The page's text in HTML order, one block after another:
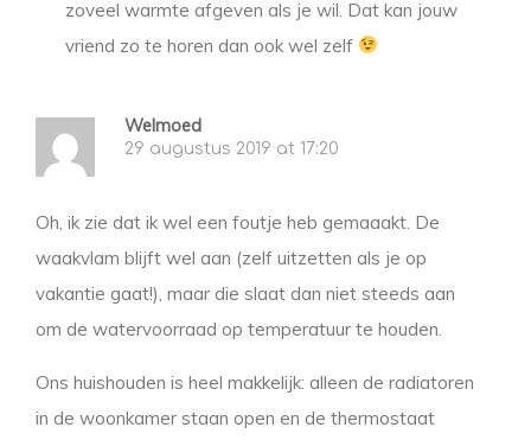
zoveel warmte afgeven als je wil. Dat kan jouw
vriend zo te horen dan ook wel zelf
Welmoed
29 augustus 2019 at 17:20
Oh, ik zie dat ik wel een foutje heb gemaaakt. De
waakvlam blijft wel aan (zelf uitzetten als je op
vakantie gaat!), maar die slaat dan niet steeds aan
om de watervoorraad op temperatuur te houden.
Ons huishouden is heel makkelijk: alleen de radiatoren
in de woonkamer staan open en de thermostaat